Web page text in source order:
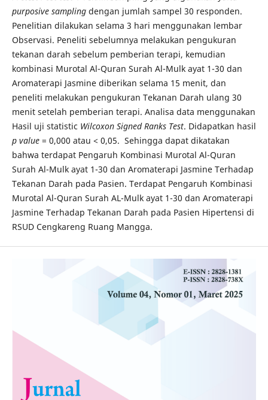
purposive samplingdengan jumlah sampel 30 responden.
Penelitian dilakukan selama 3 hari menggunakan lembar
Observasi. Peneliti sebelumnya melakukan pengukuran
tekanan darah sebelum pemberian terapi, kemudian
kombinasi Murotal Al-Quran Surah Al-Mulk ayat 1-30 dan
Aromaterapi Jasmine diberikan selama 15 menit, dan
peneliti melakukan pengukuran Tekanan Darah ulang 30
menit setelah pemberian terapi. Analisa data menggunakan
Hasil uji statistic Wilcoxon Signed Ranks Test. Didapatkan hasil
p value= 0,000 atau < 0,05. Sehingga dapat dikatakan
bahwa terdapat Pengaruh Kombinasi Murotal Al-Quran
Surah Al-Mulk ayat 1-30 dan Aromaterapi Jasmine Terhadap
Tekanan Darah pada Pasien. Terdapat Pengaruh Kombinasi
Murotal Al-Quran Surah AL-Mulk ayat 1-30 dan Aromaterapi
Jasmine Terhadap Tekanan Darah pada Pasien Hipertensi di
RSUD Cengkareng Ruang Mangga.